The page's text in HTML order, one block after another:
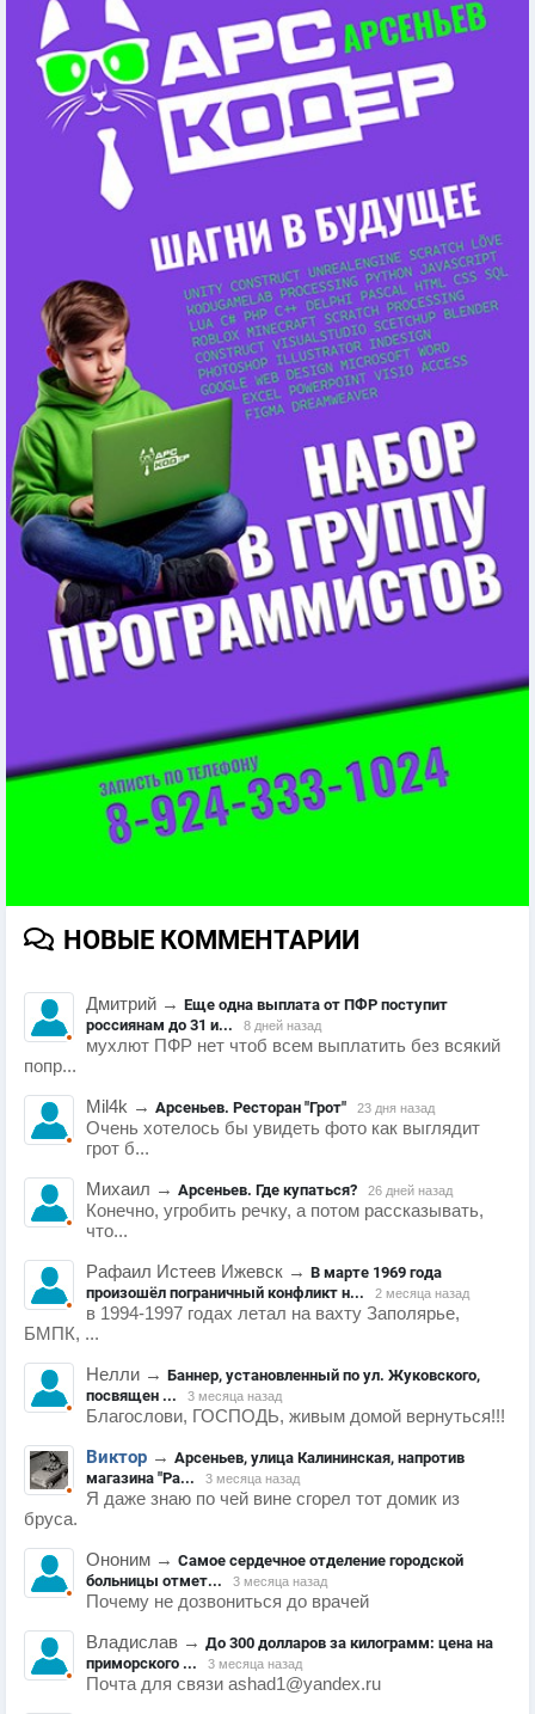
НОВЫЕ КОММЕНТАРИИ
Дмитрий → Еще одна выплата от ПФР поступит
россиянам до 31 и...
8 дней назад
мухлют ПФР нет чтоб всем выплатить без всякий
попр...
Mil4k → Арсеньев. Ресторан "Грот" 23 дня назад
Очень хотелось бы увидеть фото как выглядит
грот б...
Михаил → Арсеньев. Где купаться? 26 дней назад
Конечно, угробить речку, а потом рассказывать,
что...
Рафаил Истеев Ижевск → В марте 1969 года
произошёл пограничный конфликт н...
2 месяца назад
в 1994-1997 годах летал на вахту Заполярье,
БМПК, ...
Нелли → Баннер, установленный по ул. Жуковского,
посвящен ...
3 месяца назад
Благослови, ГОСПОДЬ, живым домой вернуться!!!
Виктор → Арсеньев, улица Калининская, напротив
магазина "Ра...
3 месяца назад
Я даже знаю по чей вине сгорел тот домик из
бруса.
Ононим → Самое сердечное отделение городской
больницы отмет...
3 месяца назад
Почему не дозвониться до врачей
Владислав → До 300 долларов за килограмм: цена на
приморского ...
3 месяца назад
Почта для связи ashad1@yandex.ru